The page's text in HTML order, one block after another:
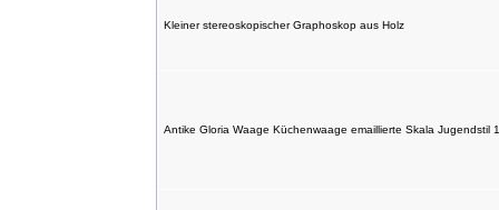
Kleiner stereoskopischer Graphoskop aus Holz
Antike Gloria Waage Küchenwaage emaillierte Skala Jugendstil